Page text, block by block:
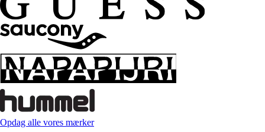
Opdag alle vores mærker